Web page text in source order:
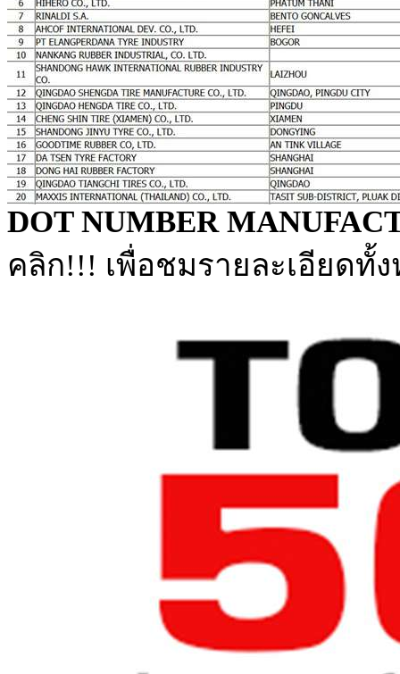
DOT NUMBER
คลิก!!! เพื่อชมรายละเอียดทั้